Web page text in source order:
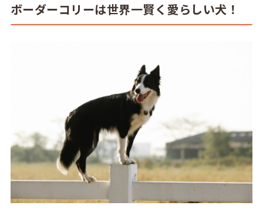
ボーダーコリーは世界一賢く愛らしい犬！